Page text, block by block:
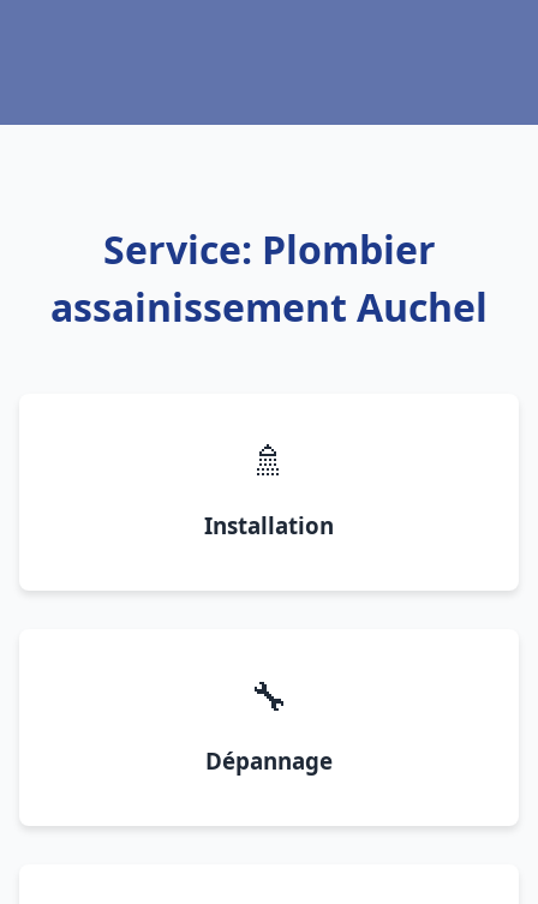
Service: Plombier
assainissement Auchel
🚿
Installation
🔧
Dépannage